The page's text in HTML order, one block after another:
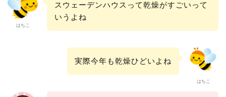
はちこ
スウェーデンハウスって乾燥がすごいって
いうよね
はちこ
実際今年も乾燥ひどいよね